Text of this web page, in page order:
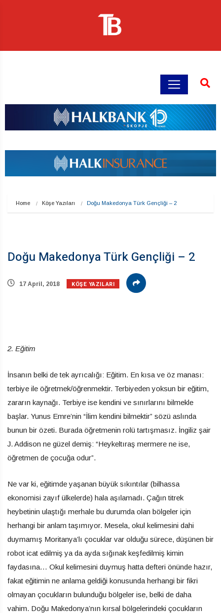
Home Köşe Yazıları Doğu Makedonya Türk Gençliği – 2
Doğu Makedonya Türk Gençliği – 2
17 April, 2018 KÖŞE YAZILARI
2. Eğitim
İnsanın belki de tek ayrıcalığı: Eğitim. En kısa ve öz manası:
terbiye ile öğretmek/öğrenmektir. Terbiyeden yoksun bir eğitim,
zararın kaynağı. Terbiye ise kendini ve sınırlarını bilmekle
başlar. Yunus Emre’nin “İlim kendini bilmektir” sözü aslında
bunun bir özeti. Burada öğretmenin rolü tartışmasız. İngiliz şair
J. Addison ne güzel demiş: “Heykeltıraş mermere ne ise,
öğretmen de çocuğa odur”.
Ne var ki, eğitimde yaşanan büyük sıkıntılar (bilhassa
ekonomisi zayıf ülkelerde) hala aşılamadı. Çağın titrek
heybetinin ulaştığı merhale bu durumda olan bölgeler için
herhangi bir anlam taşımıyor. Mesela, okul kelimesini dahi
duymamış Moritanya’lı çocuklar var olduğu sürece, düşünen bir
robot icat edilmiş ya da ayda sığınak keşfedilmiş kimin
faydasına… Okul kelimesini duymuş hatta defteri önünde hazır,
fakat eğitimin ne anlama geldiği konusunda herhangi bir fikri
olmayan çocukların bulunduğu bölgeler ise, belki de daha
vahim. Doğu Makedonya’nın kırsal bölgelerindeki çocukların